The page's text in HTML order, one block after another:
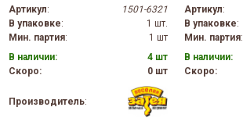
Артикул:
1501-6321
В упаковке:
1 шт.
Мин. партия:
1 шт
В наличии:
4 шт
Скоро:
0 шт
Производитель:
Артикул:
В упаковке:
Мин. партия:
В наличии:
Скоро: